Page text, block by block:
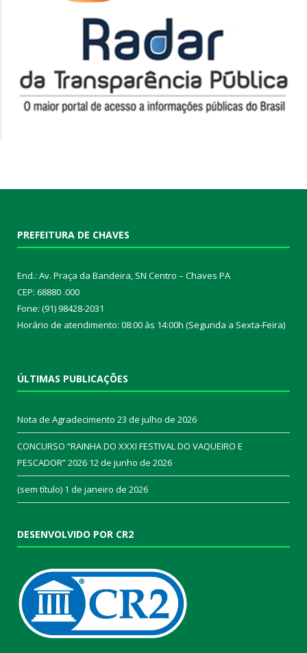
PREFEITURA DE CHAVES
End.: Av. Praça da Bandeira, SN Centro – Chaves PA
CEP: 68880 .000
Fone: (91) 98428-2031
Horário de atendimento: 08:00 às 14:00h (Segunda a Sexta-Feira)
ÚLTIMAS PUBLICAÇÕES
Nota de Agradecimento 23 de julho de 2026
CONCURSO “RAINHA DO XXXI FESTIVAL DO VAQUEIRO E
PESCADOR” 2026 12 de junho de 2026
(sem título) 1 de janeiro de 2026
DESENVOLVIDO POR CR2